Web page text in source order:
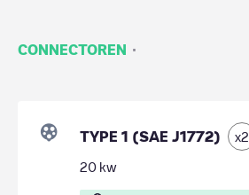
CONNECTOREN ·
TYPE 1 (SAE J1772) x2
20 kw